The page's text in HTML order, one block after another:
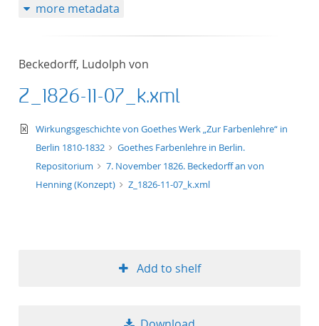
more metadata
Beckedorff, Ludolph von
Z_1826-11-07_k.xml
text/xml
Wirkungsgeschichte von Goethes Werk „Zur Farbenlehre“ in
Berlin 1810-1832
Goethes Farbenlehre in Berlin.
Repositorium
7. November 1826. Beckedorff an von
Henning (Konzept)
Z_1826-11-07_k.xml
Add to shelf